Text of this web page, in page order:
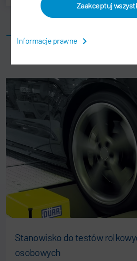
Zaakceptuj
Informacje prawne
Produkty powiązane
Stanowisko do testów
osobowych